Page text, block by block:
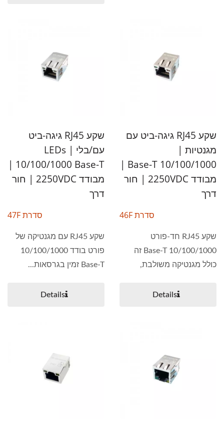
שקע RJ45 גיגה-ביט עם
מגנטיות |
10/100/1000 Base-T |
מבודד 2250VDC | חור
דרך
סדרת 46F
שקע RJ45 חד-פורט
10/100/1000 Base-T זה
כולל מגנטיקה משולבת,
Details
שקע RJ45 גיגה-ביט
עם/בלי LEDs |
10/100/1000 Base-T |
מבודד 2250VDC | חור
דרך
סדרת 47F
שקע RJ45 עם מגנטיקה של
פורט בודד 10/100/1000
Base-T זמין בגרסאות...
Details